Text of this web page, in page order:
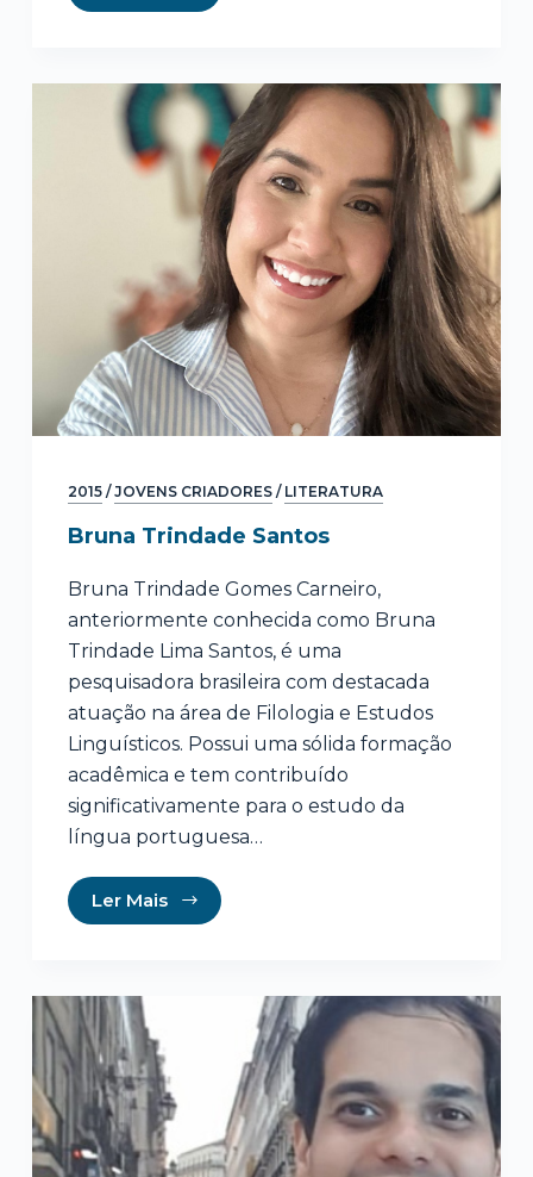
2015/JOVENS CRIADORES/ LITERATURA
Bruna Trindade Santos
Bruna Trindade Gomes Carneiro,
anteriormente conhecida como Bruna
Trindade Lima Santos, é uma
pesquisadora brasileira com destacada
atuação na área de Filologia e Estudos
Linguísticos. Possui uma sólida formação
acadêmica e tem contribuído
significativamente para o estudo da
língua portuguesa…
Ler Mais